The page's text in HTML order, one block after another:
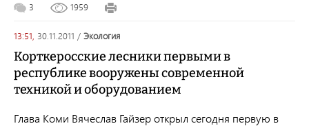
3 1959
13:51, 30.11.2011 / экология
Корткеросские лесники первыми в
республике вооружены современной
техникой и оборудованием
Глава Коми Вячеслав Гайзер открыл сегодня первую в